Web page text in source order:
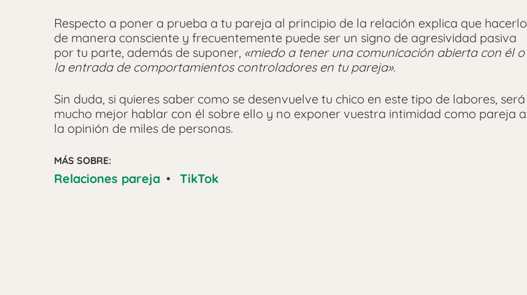
Respecto a poner a prueba a tu pareja al principio de la relación explica que hacerlo
de manera consciente y frecuentemente puede ser un signo de agresividad pasiva
por tu parte, además de suponer, «miedo a tener una comunicación abierta con él o
la entrada de comportamientos controladores en tu pareja».
Sin duda, si quieres saber como se desenvuelve tu chico en este tipo de labores, será
mucho mejor hablar con él sobre ello y no exponer vuestra intimidad como pareja a
la opinión de miles de personas.
MÁS SOBRE:
Relaciones pareja • TikTok